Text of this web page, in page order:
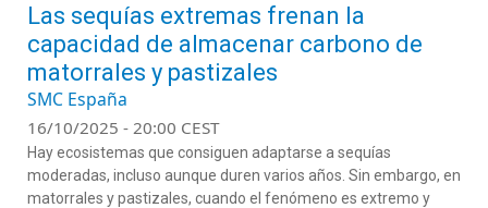
Las sequías extremas frenan la
capacidad de almacenar carbono de
matorrales y pastizales
SMC España
16/10/2025 - 20:00 CEST
Hay ecosistemas que consiguen adaptarse a sequías
moderadas, incluso aunque duren varios años. Sin embargo, en
matorrales y pastizales, cuando el fenómeno es extremo y